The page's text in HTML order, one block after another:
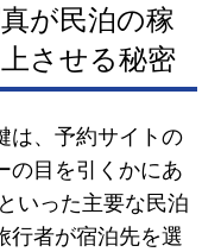
が民泊の稼
させる秘密
は、予約サイトの
の目を引くかにあ
いった主要な民泊
行者が宿泊先を選